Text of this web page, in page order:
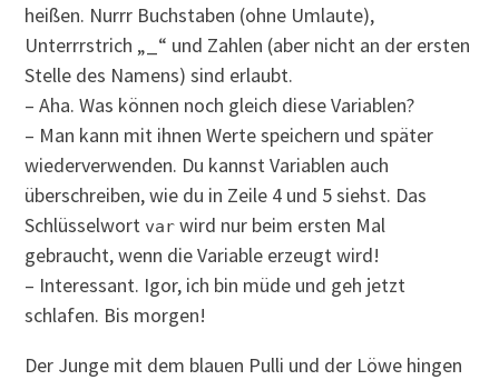
heißen. Nurrr Buchstaben (ohne Umlaute),
Unterrrstrich „_“ und Zahlen (aber nicht an der ersten
Stelle des Namens) sind erlaubt.
– Aha. Was können noch gleich diese Variablen?
– Man kann mit ihnen Werte speichern und später
wiederverwenden. Du kannst Variablen auch
überschreiben, wie du in Zeile 4 und 5 siehst. Das
Schlüsselwort var wird nur beim ersten Mal
gebraucht, wenn die Variable erzeugt wird!
– Interessant. Igor, ich bin müde und geh jetzt
schlafen. Bis morgen!
Der Junge mit dem blauen Pulli und der Löwe hingen